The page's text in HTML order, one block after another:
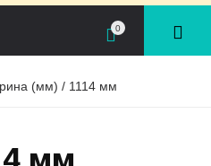
0
(мм) / 1114 мм
мм